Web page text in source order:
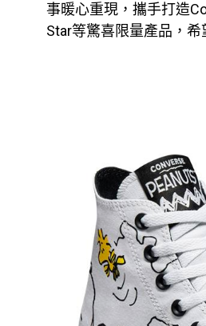
事暖心重現，攜手打造
Star等驚喜限量產品，